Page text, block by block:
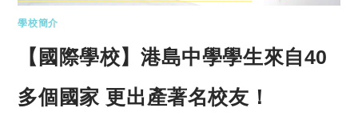
學校簡介
【國際學校】港島中學學生來自40
多個國家 更出產著名校友！